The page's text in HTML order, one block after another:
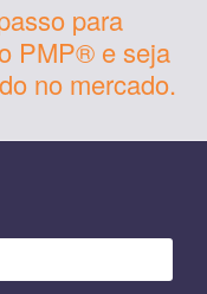
para
PMP® e seja
no mercado.